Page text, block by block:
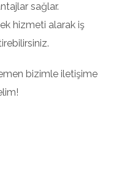
sağlar.
hizmeti alarak iş
bizimle iletişime